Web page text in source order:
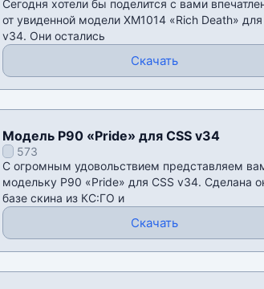
Сегодня хотели бы поделится с вами
от увиденной модели XM1014 «Rich Death» для
v34. Они остались
Скачать
Модель P90 «Pride» для CSS v34
573
С огромным удовольствием представляем
модельку P90 «Pride» для CSS v34. Сделана
базе скина из КС:ГО и
Скачать